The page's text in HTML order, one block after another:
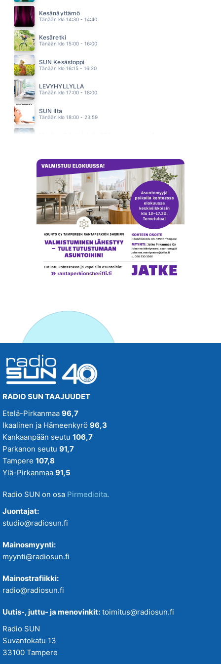
DISCO
02.47
Kesänäyttämö
Tänään klo 14:30 - 14:40
Kesäretki
Tänään klo 15:00 - 16:00
SUN Kesästoppi
Tänään klo 16:15 - 16:20
LEVYHYLLYLLÄ
Tänään klo 17:00 - 18:00
SUN Ilta
Tänään klo 18:00 - 23:59
RADIO SUN TAAJUUDET
Etelä-Pirkanmaa 96,7
Ikaalinen ja Hämeenkyrö 96,3
Kankaanpään seutu 106,7
Parkanon seutu 91,7
Tampere 107,8
Ylä-Pirkanmaa 91,5
Radio SUN on osa Pirmedioita.
Juontajat:
studio@radiosun.fi
Mainosmyynti:
myynti@radiosun.fi
Mainostrafiikki:
radio@radiosun.fi
Uutis-, juttu- ja menovinkit: toimitus@radiosun.fi
Radio SUN
Suvantokatu 13
33100 Tampere